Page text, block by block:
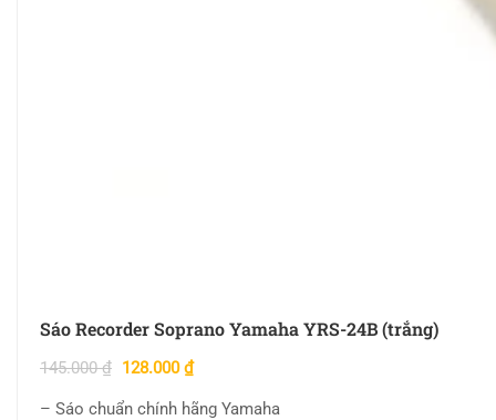
Sáo Recorder Soprano Yamaha YRS-24B (trắng)
145.000₫ 128.000₫
– Sáo chuẩn chính hãng Yamaha